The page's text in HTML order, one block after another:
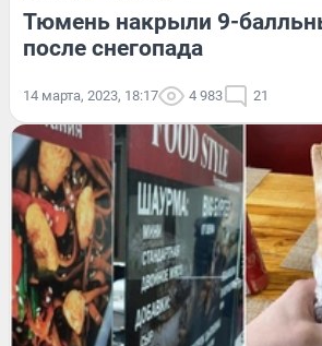
Тюмень накрыли 9-
после снегопада
14 марта, 2023, 18:17 4 983 21